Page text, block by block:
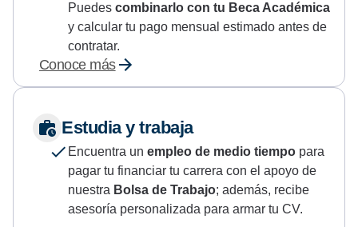
Puedes combinarlo con tu Beca Académica
y calcular tu pago mensual estimado antes de
contratar.
Conoce más
Estudia y trabaja
Encuentra un empleo de medio tiempo para
pagar tu financiar tu carrera con el apoyo de
nuestra Bolsa de Trabajo; además, recibe
asesoría personalizada para armar tu CV.